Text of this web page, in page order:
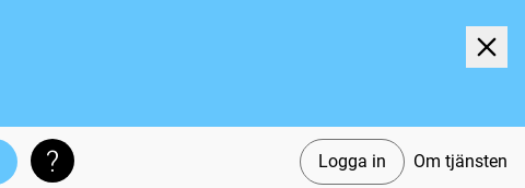
Logga in Om tjänsten
Söktips